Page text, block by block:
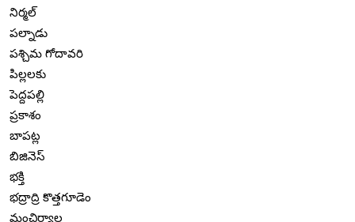
నిర్మల్
పల్నాడు
పశ్చిమ గోదావరి
పిల్లలకు
పెద్దపల్లి
ప్రకాశం
బాపట్ల
బిజినెస్
భక్తి
భద్రాద్రి కొత్తగూడెం
మంచిర్యాల